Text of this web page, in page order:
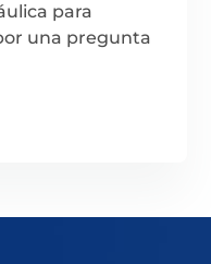
para
una pregunta